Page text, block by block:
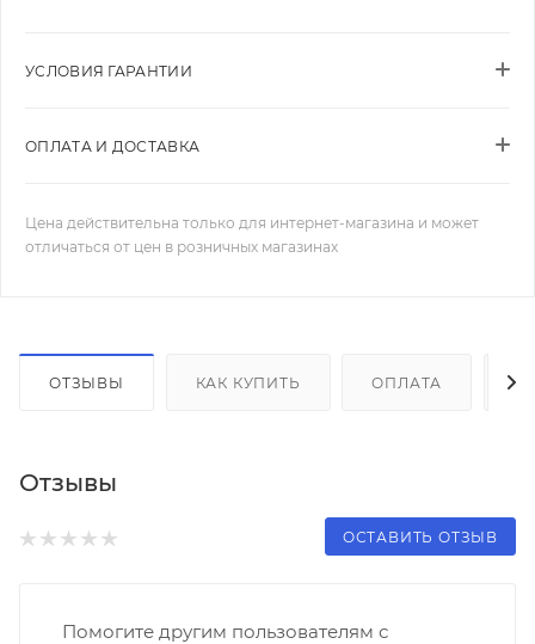
УСЛОВИЯ ГАРАНТИИ
ОПЛАТА И ДОСТАВКА
Цена действительна только для интернет-магазина и может
отличаться от цен в розничных магазинах
ОТЗЫВЫ КАК КУПИТЬ ОПЛАТА
Отзывы
ОСТАВИТЬ ОТЗЫВ
Помогите другим пользователям с